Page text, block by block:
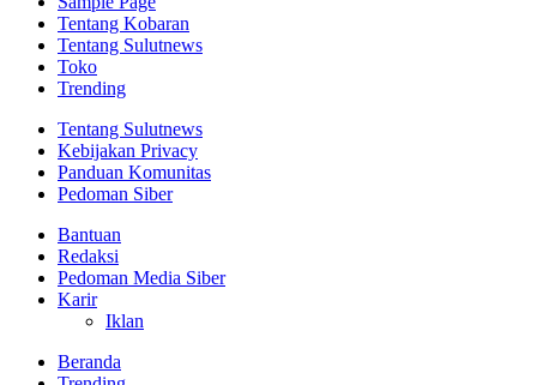
Tentang Kobaran
Tentang Sulutnews
Toko
Trending
Tentang Sulutnews
Kebijakan Privacy
Panduan Komunitas
Pedoman Siber
Bantuan
Redaksi
Pedoman Media Siber
Karir
Iklan
Beranda